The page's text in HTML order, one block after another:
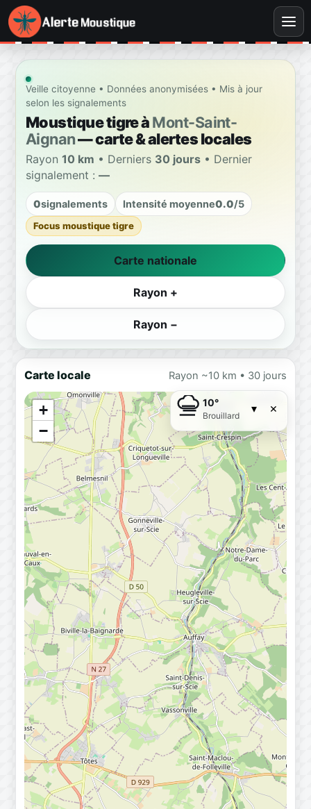
Veille citoyenne • Données anonymisées • Mis à jour
selon les signalements
Moustique tigre àMont-Saint-
Aignan— carte & alertes locales
Rayon 10 km • Derniers 30 jours • Dernier
signalement : —
0signalements Intensité moyenne0.0/5
Focus moustique tigre
Carte nationale
Rayon +
Rayon −
Carte locale Rayon ~10 km • 30 jours
+
−
10°
Brouillard ▾ ×